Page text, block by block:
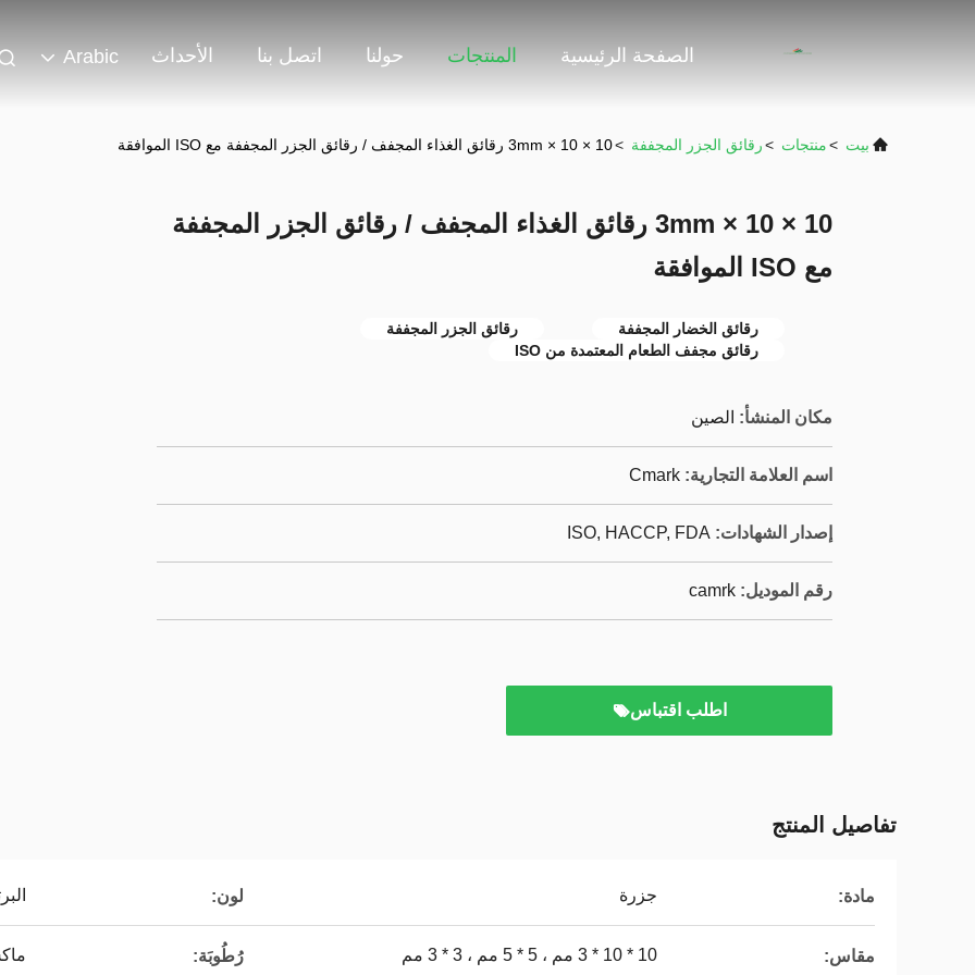
الصفحة الرئيسية المنتجات حولنا اتصل بنا الأحداث Arabic
بيت >منتجات >رقائق الجزر المجففة >10 × 10 × 3mm رقائق الغذاء المجفف / رقائق الجزر المجففة مع ISO الموافقة
10 × 10 × 3mm رقائق الغذاء المجفف / رقائق الجزر المجففة
مع ISO الموافقة
رقائق الخضار المجففة
رقائق الجزر المجففة
رقائق مجفف الطعام المعتمدة من ISO
مكان المنشأ: الصين
اسم العلامة التجارية: Cmark
إصدار الشهادات: ISO, HACCP, FDA
رقم الموديل: camrk
اطلب اقتباس
تفاصيل المنتج
مادة: جزرة لون:
مقاس: 10 * 10 * 3 مم ، 5 * 5 مم ، 3 * 3 مم رُطُوبَة: